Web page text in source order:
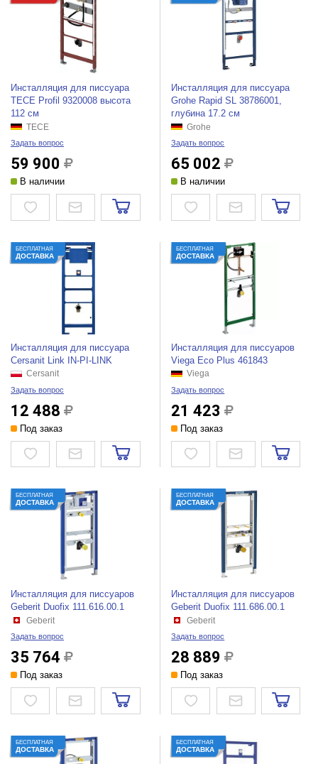
Инсталляция для писсуара
TECE Profil 9320008 высота
112 см
TECE
Задать вопрос
59 900
В наличии
Инсталляция для писсуара
Grohe Rapid SL 38786001,
глубина 17.2 см
Grohe
Задать вопрос
65 002
В наличии
БЕСПЛАТНАЯ
ДОСТАВКА
Инсталляция для писсуара
Cersanit Link IN-PI-LINK
Cersanit
Задать вопрос
12 488
Под заказ
БЕСПЛАТНАЯ
ДОСТАВКА
Инсталляция для писсуаров
Viega Eco Plus 461843
Viega
Задать вопрос
21 423
Под заказ
БЕСПЛАТНАЯ
ДОСТАВКА
Инсталляция для писсуаров
Geberit Duofix 111.616.00.1
Geberit
Задать вопрос
35 764
Под заказ
БЕСПЛАТНАЯ
ДОСТАВКА
Инсталляция для писсуаров
Geberit Duofix 111.686.00.1
Geberit
Задать вопрос
28 889
Под заказ
БЕСПЛАТНАЯ
ДОСТАВКА
БЕСПЛАТНАЯ
ДОСТАВКА